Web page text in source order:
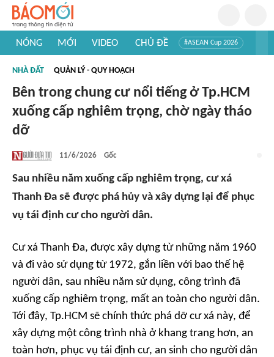
NÓNG MỚI VIDEO CHỦ ĐỀ #ASEAN Cup 2026
#Khám phá thế giới
NHÀ ĐẤT QUẢN LÝ - QUY HOẠCH
Bên trong chung cư nổi tiếng ở Tp.HCM
xuống cấp nghiêm trọng, chờ ngày tháo
dỡ
11/6/2026 Gốc
Sau nhiều năm xuống cấp nghiêm trọng, cư xá
Thanh Đa sẽ được phá hủy và xây dựng lại để phục
vụ tái định cư cho người dân.
Cư xá Thanh Đa, được xây dựng từ những năm 1960
và đi vào sử dụng từ 1972, gắn liền với bao thế hệ
người dân, sau nhiều năm sử dụng, công trình đã
xuống cấp nghiêm trọng, mất an toàn cho người dân.
Tới đây, Tp.HCM sẽ chính thức phá dỡ cư xá này, để
xây dựng một công trình nhà ở khang trang hơn, an
toàn hơn, phục vụ tái định cư, an sinh cho người dân